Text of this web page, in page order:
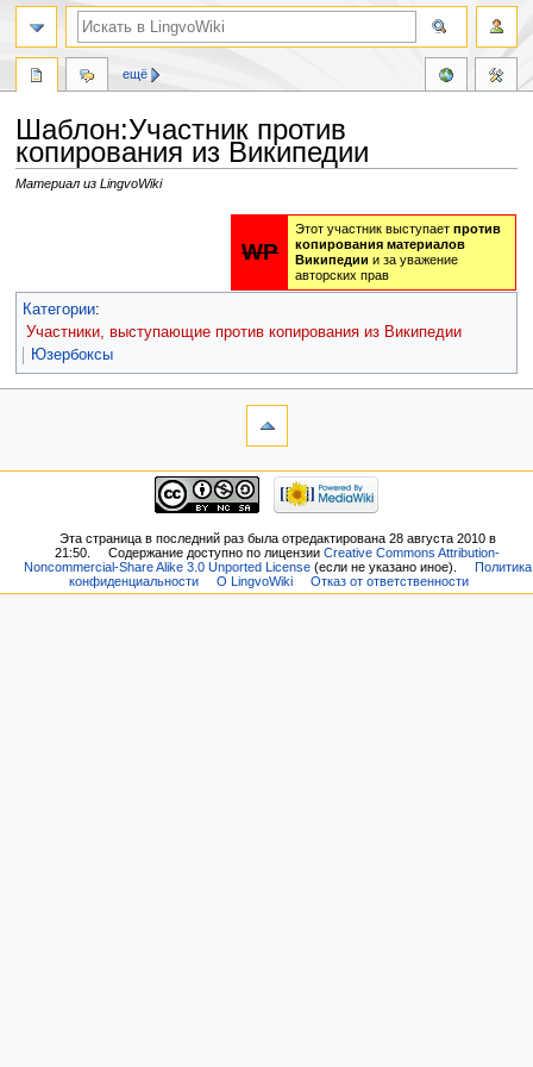
Шаблон:Участник против
копирования из Википедии
Материал из LingvoWiki
WP
Этот участник выступает против
копирования материалов
Википедии и за уважение
авторских прав
Категории:
Участники, выступающие против копирования из Википедии
Юзербоксы
ещё
Эта страница в последний раз была отредактирована 28 августа 2010 в
21:50.
Содержание доступно по лицензииCreative Commons Attribution-
Noncommercial-Share Alike 3.0 Unported License(если не указано иное).
Политика
конфиденциальности
О LingvoWiki Отказ от ответственности